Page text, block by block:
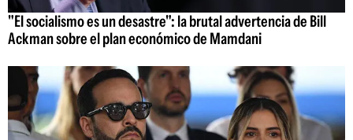
"El socialismo es un desastre": la brutal advertencia de Bill
Ackman sobre el plan económico de Mamdani